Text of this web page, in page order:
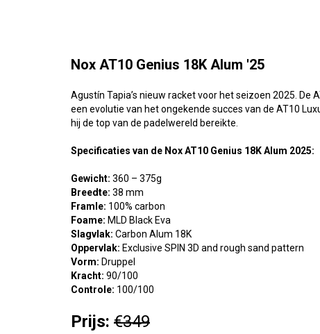
Nox AT10 Genius 18K Alum '25
Agustín Tapia’s nieuw racket voor het seizoen 2025. De
een evolutie van het ongekende succes van de AT10
hij de top van de padelwereld bereikte.
Specificaties van de Nox AT10 Genius 18K Alum 2025:
Gewicht: 360 – 375g
Breedte: 38 mm
Framle: 100% carbon
Foame: MLD Black Eva
Slagvlak: Carbon Alum 18K
Oppervlak: Exclusive SPIN 3D and rough sand pattern
Vorm: Druppel
Kracht: 90/100
Controle: 100/100
Prijs: €349